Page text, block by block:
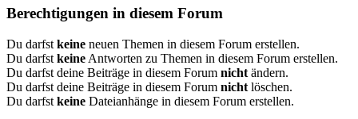
Berechtigungen in diesem Forum
Du darfst keine neuen Themen in diesem Forum erstellen.
Du darfst keine Antworten zu Themen in diesem Forum erstellen.
Du darfst deine Beiträge in diesem Forum nicht ändern.
Du darfst deine Beiträge in diesem Forum nicht löschen.
Du darfst keine Dateianhänge in diesem Forum erstellen.